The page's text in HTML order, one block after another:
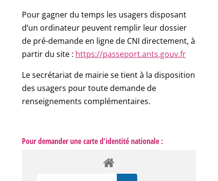
Pour gagner du temps les usagers disposant
d’un ordinateur peuvent remplir leur dossier
de pré-demande en ligne de CNI directement, à
partir du site : https://passeport.ants.gouv.fr
Le secrétariat de mairie se tient à la disposition
des usagers pour toute demande de
renseignements complémentaires.
Pour demander une carte d'identité nationale :